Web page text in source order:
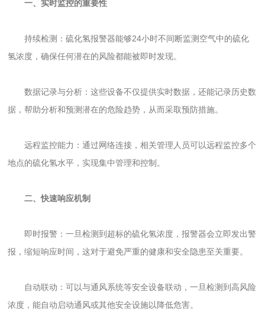
一、实时监控的重要性
持续检测：硫化氢报警器能够24小时不间断监测空气中的硫化
氢浓度，确保任何潜在的风险都能被即时发现。
数据记录与分析：这些设备不仅提供实时数据，还能记录历史数
据，帮助分析和预测潜在的危险趋势，从而采取预防措施。
远程监控能力：通过网络连接，相关管理人员可以远程监控多个
地点的硫化氢水平，实现集中管理和控制。
二、快速响应机制
即时报警：一旦检测到超标的硫化氢浓度，报警器会立即发出警
报，缩短响应时间，这对于避免严重的健康和安全隐患至关重要。
自动联动：可以与通风系统等安全设备联动，一旦检测到高风险
浓度，能自动启动通风或其他安全设施以降低危害。